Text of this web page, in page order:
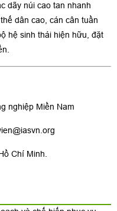
dãy núi cao tan nhanh
dân cao, cán cân tuần
hệ sinh thái hiện hữu, đặt
nghiệp Miền Nam
Chí Minh.